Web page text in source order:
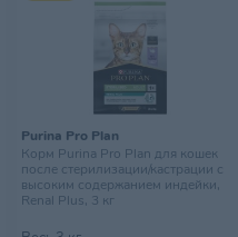
Purina Pro Plan
Корм Purina Pro Plan для кошек
после стерилизации/кастрации с
высоким содержанием индейки,
Renal Plus, 3 кг